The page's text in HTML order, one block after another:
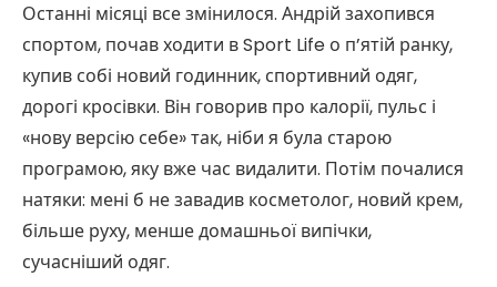
Останні місяці все змінилося. Андрій захопився
спортом, почав ходити в Sport Life о п’ятій ранку,
купив собі новий годинник, спортивний одяг,
дорогі кросівки. Він говорив про калорії, пульс і
«нову версію себе» так, ніби я була старою
програмою, яку вже час видалити. Потім почалися
натяки: мені б не завадив косметолог, новий крем,
більше руху, менше домашньої випічки,
сучасніший одяг.